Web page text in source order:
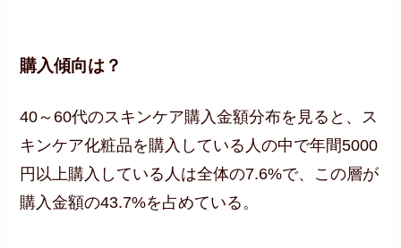
購入傾向は ？
40～60代のスキンケア購入金額分布を見ると、ス
キンケア化粧品を購入している人の中で年間5000
円以上購入している人は全体の7.6%で、この層が
購入金額の43.7%を占めている。